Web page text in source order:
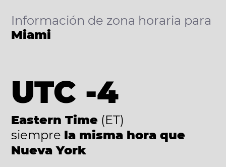
Información de zona horaria para
Miami
UTC -4
Eastern Time (ET)
siempre la misma hora que
Nueva York